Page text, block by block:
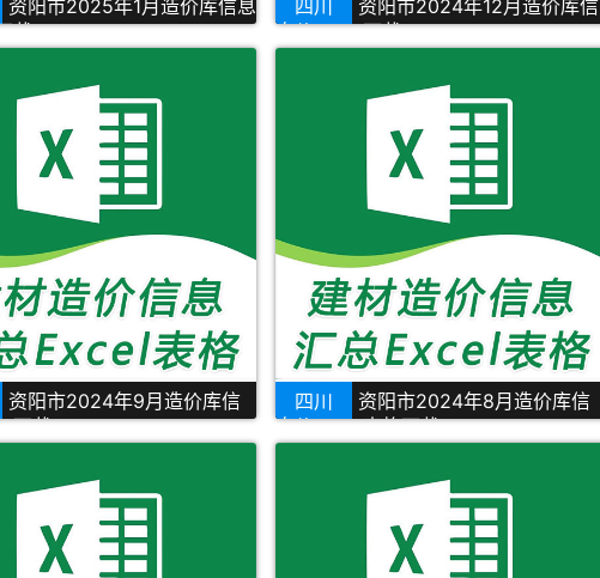
资阳市2025年1月造价库信息
载
四川
资阳市2024年12月造价库信
息价Excel下载
资阳市2024年9月造价库信
下载
四川
资阳市2024年8月造价库信
息价Excel表格下载